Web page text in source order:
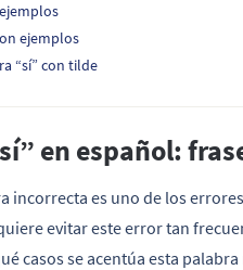
ejemplos
“sí” con tilde
en español:
incorrecta es uno de los
evitar este error tan
casos se acentúa esta